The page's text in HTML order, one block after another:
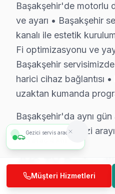
Fabrika Servis JVC
Saha gözlemlerimiz —
Başakşehir'deki JVC
Başakşehir'de son
— %75 aynı gün teslim
— %17 2-3 gün içinde
JVC konusundaki 9
Başakşehir'de müşteri
Başakşehir JVC
Başakşehir'da JVC
Başakşehir'de motorlu
ve ayarı • Başakşehir
kanalı ile estetik
Fi optimizasyonu ve
Başakşehir
harici cihaz bağlantısı
uzaktan kumanda
Başakşehir'da aynı gün
randevusu için bizi
JVC TV Periyodik
Başakşehir
Gezici servis aracımız
Müşteri Hizmetleri